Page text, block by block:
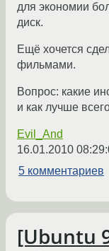
для экономии
диск.
Ещё хочется
фильмами.
Вопрос: какие
и как лучше
Evil_And
16.01.2010
5 комментариев
[Ubuntu